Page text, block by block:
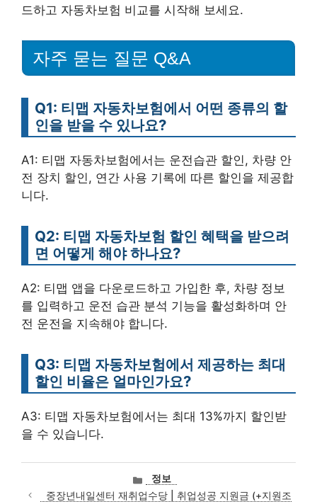
드하고 자동차보험 비교를 시작해 보세요.
자주 묻는 질문 Q&A
Q1: 티맵 자동차보험에서 어떤 종류의 할
인을 받을 수 있나요?
A1: 티맵 자동차보험에서는 운전습관 할인, 차량 안
전 장치 할인, 연간 사용 기록에 따른 할인을 제공합
니다.
Q2: 티맵 자동차보험 할인 혜택을 받으려
면 어떻게 해야 하나요?
A2: 티맵 앱을 다운로드하고 가입한 후, 차량 정보
를 입력하고 운전 습관 분석 기능을 활성화하며 안
전 운전을 지속해야 합니다.
Q3: 티맵 자동차보험에서 제공하는 최대
할인 비율은 얼마인가요?
A3: 티맵 자동차보험에서는 최대 13%까지 할인받
을 수 있습니다.
카
테
정보
중장년내일센터 재취업수당 | 취업성공 지원금 (+지원조